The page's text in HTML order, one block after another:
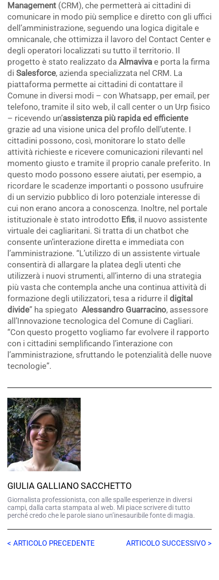
Management (CRM), che permetterà ai cittadini di
comunicare in modo più semplice e diretto con gli uffici
dell’amministrazione, seguendo una logica digitale e
omnicanale, che ottimizza il lavoro del Contact Center e
degli operatori localizzati su tutto il territorio. Il
progetto è stato realizzato da Almaviva e porta la firma
di Salesforce, azienda specializzata nel CRM. La
piattaforma permette ai cittadini di contattare il
Comune in diversi modi – con Whatsapp, per email, per
telefono, tramite il sito web, il call center o un Urp fisico
– ricevendo un’assistenza più rapida ed efficiente
grazie ad una visione unica del profilo dell’utente. I
cittadini possono, così, monitorare lo stato delle
attività richieste e ricevere comunicazioni rilevanti nel
momento giusto e tramite il proprio canale preferito. In
questo modo possono essere aiutati, per esempio, a
ricordare le scadenze importanti o possono usufruire
di un servizio pubblico di loro potenziale interesse di
cui non erano ancora a conoscenza. Inoltre, nel portale
istituzionale è stato introdotto Efis, il nuovo assistente
virtuale dei cagliaritani. Si tratta di un chatbot che
consente un’interazione diretta e immediata con
l’amministrazione. “L’utilizzo di un assistente virtuale
consentirà di allargare la platea degli utenti che
utilizzerà i nuovi strumenti, all’interno di una strategia
più vasta che contempla anche una continua attività di
formazione degli utilizzatori, tesa a ridurre il digital
divide” ha spiegato Alessandro Guarracino, assessore
all’Innovazione tecnologica del Comune di Cagliari.
“Con questo progetto vogliamo far evolvere il rapporto
con i cittadini semplificando l’interazione con
l’amministrazione, sfruttando le potenzialità delle nuove
tecnologie”.
GIULIA GALLIANO SACCHETTO
Giornalista professionista, con alle spalle esperienze in diversi
campi, dalla carta stampata al web. Mi piace scrivere di tutto
perché credo che le parole siano un’inesauribile fonte di magia.
< ARTICOLO PRECEDENTE ARTICOLO SUCCESSIVO >